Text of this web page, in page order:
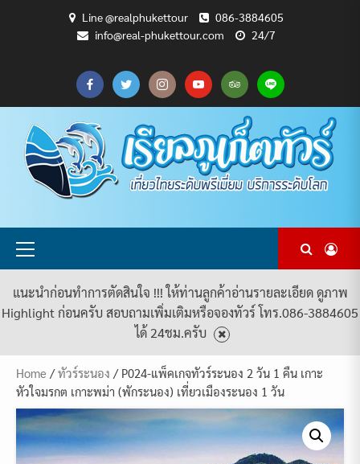
Line @realphukettour
086-3884605
info@real-phukettour.com
24/7
CART
CHECKOUT
MY
ACCOUNT
SAMPLE
PAGE
ทัวร์
ทั้งหมด
บทความ
ท่อง
เที่ยว
ยินดี
ต้อนรับ
สู่
PHUKET
TOUR
เกี่ยว
กับ
เรา
แพ็คเกจ
ทัวร์
ทั้งหมด
Primary
แนะนำก่อนทำการตัดสินใจ !!! ให้ท่านลูกค้าอ่านรายละเอียด ดูภาพ
Highlight ก่อนครับ สอบถามเพิ่มเติมหรือจองทัวร์ โทร.086-3884605
ได้ 24ชม.ครับ
Home /ทัวร์ระนอง / P024-แพ็คเกจทัวร์ระนอง 2 วัน 1 คืน เกาะ
หัวใจมรกต เกาะพม่า (พักระนอง) เที่ยวเมืองระนอง 1 วัน